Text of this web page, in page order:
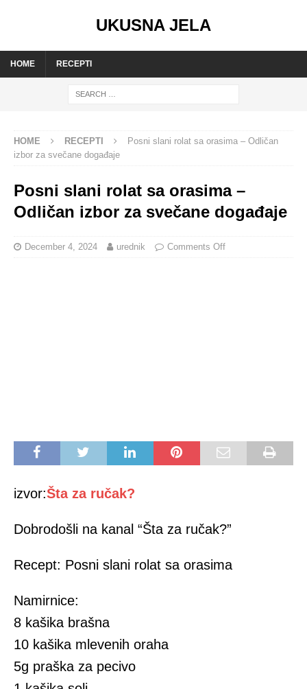
UKUSNA JELA
HOME RECEPTI
HOME RECEPTI
Posni slani rolat sa orasima – Odličan
izbor za svečane događaje
Posni slani rolat sa orasima –
Odličan izbor za svečane događaje
December 4, 2024 urednik Comments Off
izvor:Šta za ručak?
Dobrodošli na kanal “Šta za ručak?”
Recept: Posni slani rolat sa orasima
Namirnice:
8 kašika brašna
10 kašika mlevenih oraha
5g praška za pecivo